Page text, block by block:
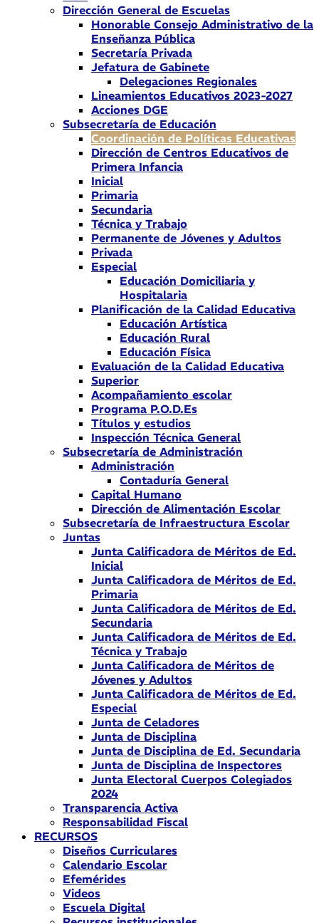
Dirección General de Escuelas
Honorable Consejo Administrativo de la
Enseñanza Pública
Secretaría Privada
Jefatura de Gabinete
Delegaciones Regionales
Lineamientos Educativos 2023-2027
Acciones DGE
Subsecretaría de Educación
Coordinación de Políticas Educativas
Dirección de Centros Educativos de
Primera Infancia
Inicial
Primaria
Secundaria
Técnica y Trabajo
Permanente de Jóvenes y Adultos
Privada
Especial
Educación Domiciliaria y
Hospitalaria
Planificación de la Calidad Educativa
Educación Artística
Educación Rural
Educación Física
Evaluación de la Calidad Educativa
Superior
Acompañamiento escolar
Programa P.O.D.Es
Títulos y estudios
Inspección Técnica General
Subsecretaría de Administración
Administración
Contaduría General
Capital Humano
Dirección de Alimentación Escolar
Subsecretaría de Infraestructura Escolar
Juntas
Junta Calificadora de Méritos de Ed.
Inicial
Junta Calificadora de Méritos de Ed.
Primaria
Junta Calificadora de Méritos de Ed.
Secundaria
Junta Calificadora de Méritos de Ed.
Técnica y Trabajo
Junta Calificadora de Méritos de
Jóvenes y Adultos
Junta Calificadora de Méritos de Ed.
Especial
Junta de Celadores
Junta de Disciplina
Junta de Disciplina de Ed. Secundaria
Junta de Disciplina de Inspectores
Junta Electoral Cuerpos Colegiados
2024
Transparencia Activa
Responsabilidad Fiscal
RECURSOS
Diseños Curriculares
Calendario Escolar
Efemérides
Videos
Escuela Digital